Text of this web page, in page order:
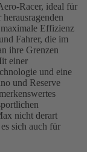
Racer, ideal für
Effizienz
Fahrer, die im
ihre Grenzen
einer
und eine
und Reserve
nicht derart
sich auch für